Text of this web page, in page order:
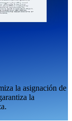
la asignación de
la